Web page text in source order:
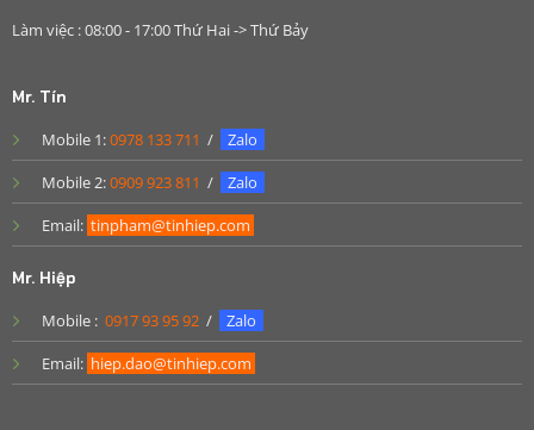
Làm việc : 08:00 - 17:00 Thứ Hai -> Thứ Bảy
Mr. Tín
Mobile 1:0978 133 711 /
Zalo
Mobile 2:0909 923 811 /
Zalo
Email: tinpham@tinhiep.com
Mr. Hiệp
Mobile : 0917 93 95 92/
Zalo
Email: hiep.dao@tinhiep.com